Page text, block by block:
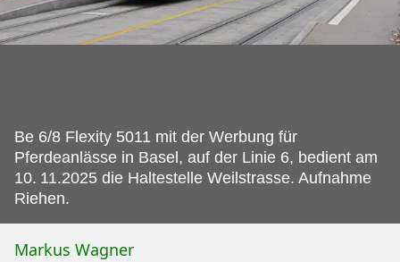
Be 6/8 Flexity 5011 mit der Werbung für
Pferdeanlässe in Basel, auf der Linie 6, bedient am
10. 11.2025 die Haltestelle Weilstrasse. Aufnahme
Riehen.
Markus Wagner